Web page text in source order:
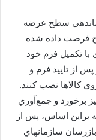
سطح عرضه
فرصت داده شده
با تكميل فرم خود
از تاييد فرم و
كالاها نصب كنند.
برخورد و جمع‌آوري
براين اساس، پس از
سازمانهاي